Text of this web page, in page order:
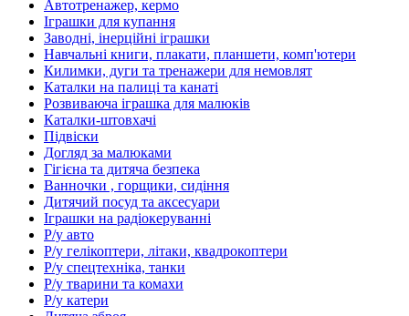
Автотренажер, кермо
Іграшки для купання
Заводні, інерційні іграшки
Навчальні книги, плакати, планшети, комп'ютери
Килимки, дуги та тренажери для немовлят
Каталки на палиці та канаті
Розвиваюча іграшка для малюків
Каталки-штовхачі
Підвіски
Догляд за малюками
Гігієна та дитяча безпека
Ванночки , горщики, сидіння
Дитячий посуд та аксесуари
Іграшки на радіокеруванні
Р/у авто
Р/у гелікоптери, літаки, квадрокоптери
Р/у спецтехніка, танки
Р/у тварини та комахи
Р/у катери